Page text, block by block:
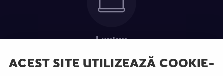
ACEST SITE UTILIZEAZĂ COOKIE-
Laptop